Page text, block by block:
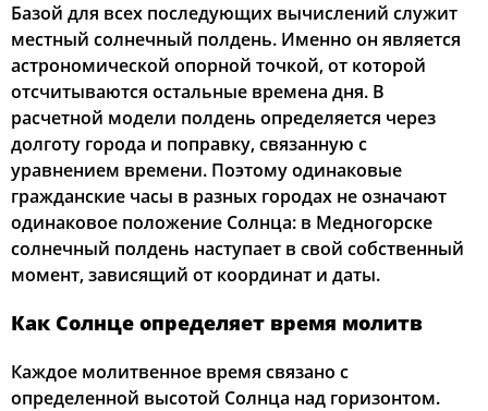
20, Чт 04:05 06:03 13:13 17:08 20:22 22:10
21, Пт 04:08 06:05 13:13 17:07 20:20
04:10 06:06 13:13 17:06 20:18 22:05
23, Вс 04:13 06:08 13:12 17:05 20:16
24, Пн 04:15 06:09 13:12 17:03 20:14 21:59
25, Вт 04:18 06:11 13:12 17:02 20:12
26, Ср 04:20 06:12 13:11 17:01 20:10 21:53
27, Чт 04:22 06:14 13:11 17:00
Базой для всех последующих вычислений служит
местный солнечный полдень. Именно он является
астрономической опорной точкой, от которой
отсчитываются остальные времена дня. В
расчетной модели полдень определяется через
долготу города и поправку, связанную с
уравнением времени. Поэтому одинаковые
гражданские часы в разных городах не означают
одинаковое положение Солнца: в Медногорске
солнечный полдень наступает в свой собственный
момент, зависящий от координат и даты.
Как Солнце определяет время молитв
Каждое молитвенное время связано с
определенной высотой Солнца над горизонтом.